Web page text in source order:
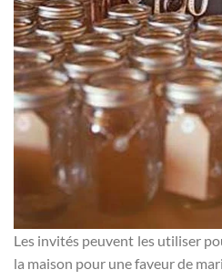
Les invités peuvent les utiliser
la maison pour une faveur de